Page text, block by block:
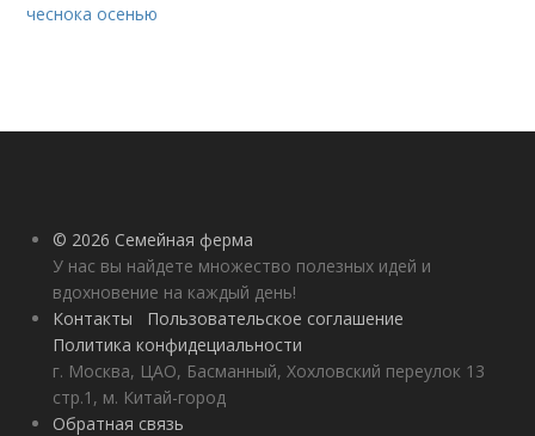
чеснока осенью
© 2026 Семейная ферма
У нас вы найдете множество полезных идей и
вдохновение на каждый день!
Контакты
Пользовательское соглашение
Политика конфидециальности
г. Москва, ЦАО, Басманный, Хохловский переулок 13
стр.1, м. Китай-город
Обратная связь